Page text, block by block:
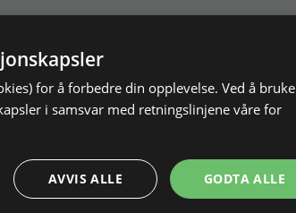
for å forbedre din opplevelse. Ved å bruke
i samsvar med retningslinjene våre for
GODTA ALLE
AVVIS ALLE